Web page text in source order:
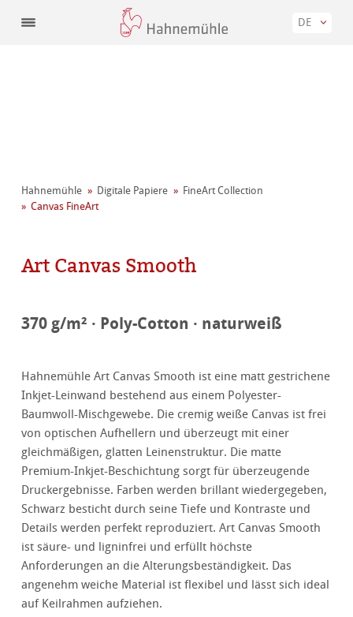
DE
Hahnemühle Digitale Papiere
FineArt Collection
Canvas FineArt
Art Canvas Smooth
370 g/m² · Poly-Cotton · naturweiß
Hahnemühle Art Canvas Smooth ist eine matt gestrichene
Inkjet-Leinwand bestehend aus einem Polyester-
Baumwoll-Mischgewebe. Die cremig weiße Canvas ist frei
von optischen Aufhellern und überzeugt mit einer
gleichmäßigen, glatten Leinenstruktur. Die matte
Premium-Inkjet-Beschichtung sorgt für überzeugende
Druckergebnisse. Farben werden brillant wiedergegeben,
Schwarz besticht durch seine Tiefe und Kontraste und
Details werden perfekt reproduziert. Art Canvas Smooth
ist säure- und ligninfrei und erfüllt höchste
Anforderungen an die Alterungsbeständigkeit. Das
angenehm weiche Material ist flexibel und lässt sich ideal
auf Keilrahmen aufziehen.